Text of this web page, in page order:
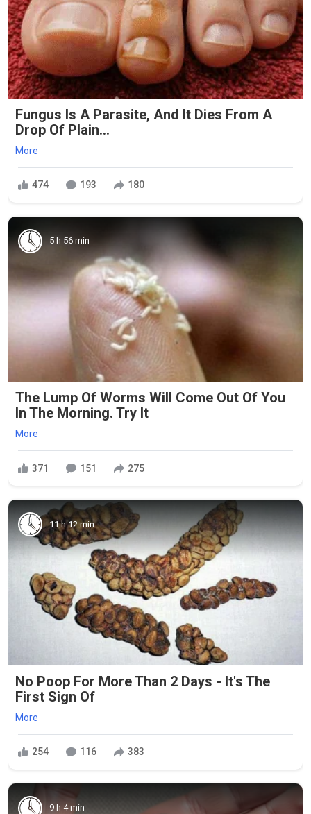
Fungus Is A Parasite, And It Dies From A
Drop Of Plain...
More
474 193 180
5 h 56 min
The Lump Of Worms Will Come Out Of You
In The Morning. Try It
More
371 151 275
11 h 12 min
No Poop For More Than 2 Days - It's The
First Sign Of
More
254 116 383
9 h 4 min